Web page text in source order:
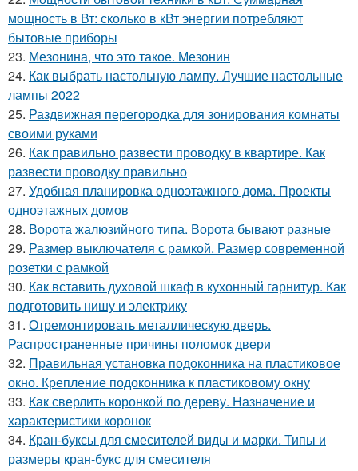
мощность в Вт: сколько в кВт энергии потребляют
бытовые приборы
23. Мезонина, что это такое. Мезонин
24. Как выбрать настольную лампу. Лучшие настольные
лампы 2022
25. Раздвижная перегородка для зонирования комнаты
своими руками
26. Как правильно развести проводку в квартире. Как
развести проводку правильно
27. Удобная планировка одноэтажного дома. Проекты
одноэтажных домов
28. Ворота жалюзийного типа. Ворота бывают разные
29. Размер выключателя с рамкой. Размер современной
розетки с рамкой
30. Как вставить духовой шкаф в кухонный гарнитур. Как
подготовить нишу и электрику
31. Отремонтировать металлическую дверь.
Распространенные причины поломок двери
32. Правильная установка подоконника на пластиковое
окно. Крепление подоконника к пластиковому окну
33. Как сверлить коронкой по дереву. Назначение и
характеристики коронок
34. Кран-буксы для смесителей виды и марки. Типы и
размеры кран-букс для смесителя